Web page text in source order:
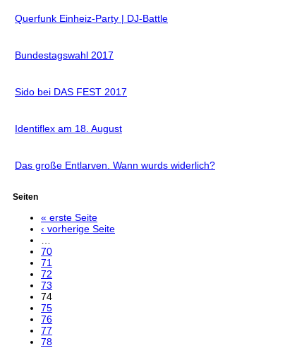
Querfunk Einheiz-Party | DJ-Battle
Bundestagswahl 2017
Sido bei DAS FEST 2017
Identiflex am 18. August
Das große Entlarven. Wann wurds widerlich?
Seiten
« erste Seite
‹ vorherige Seite
70
71
72
73
74
75
76
77
78